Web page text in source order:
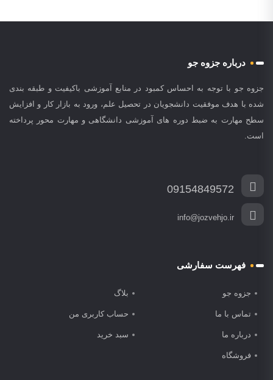
درباره جزوه جو
جزوه جو با توجه به احساس کمبود در منابع آموزشی باکیفیت و طبقه بندی
شده با هدف موفقیت دانشجویان در تحصیل علم، ورود به بازار کار و افزایش
سطح مهارت به ضبط دوره های آموزشی دانشگاهی و مهارت محور پرداخته
است.
09154849572
info@jozvehjo.ir
فهرست سفارشی
جزوه جو بلاگ
تماس با ما حساب کاربری من
درباره ما سبد خرید
فروشگاه